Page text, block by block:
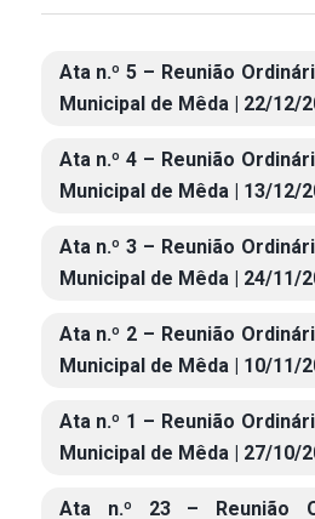
Ata n.º 5 – Reunião
Municipal de Mêda | 22/12/
Ata n.º 4 – Reunião
Municipal de Mêda | 13/12/
Ata n.º 3 – Reunião
Municipal de Mêda | 24/11/
Ata n.º 2 – Reunião
Municipal de Mêda | 10/11/
Ata n.º 1 – Reunião
Municipal de Mêda | 27/10/
Ata n.º 23 – Reunião